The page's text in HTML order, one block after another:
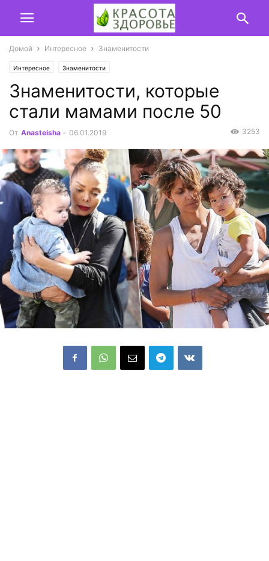
Домой Интересное Знаменитости
Интересное Знаменитости
Знаменитости, которые
стали мамами после 50
От Anasteisha - 06.01.2019 3253